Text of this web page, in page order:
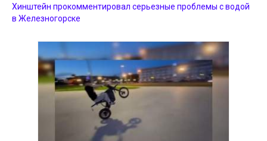
Хинштейн прокомментировал серьезные проблемы с водой
в Железногорске